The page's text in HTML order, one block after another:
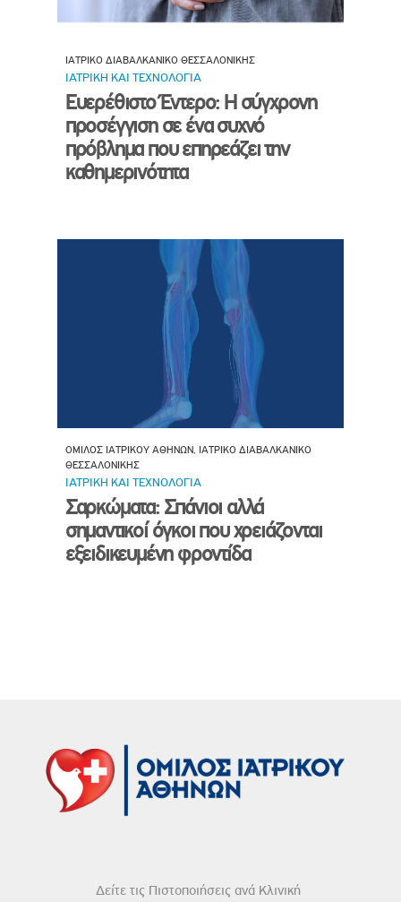
ΙΑΤΡΙΚΟ ΔΙΑΒΑΛΚΑΝΙΚΟ ΘΕΣΣΑΛΟΝΙΚΗΣ
ΙΑΤΡΙΚΗ ΚΑΙ ΤΕΧΝΟΛΟΓΙΑ
Ευερέθιστο Έντερο: Η σύγχρονη
προσέγγιση σε ένα συχνό
πρόβλημα που επηρεάζει την
καθημερινότητα
ΟΜΙΛΟΣ ΙΑΤΡΙΚΟΥ ΑΘΗΝΩΝ, ΙΑΤΡΙΚΟ ΔΙΑΒΑΛΚΑΝΙΚΟ
ΘΕΣΣΑΛΟΝΙΚΗΣ
ΙΑΤΡΙΚΗ ΚΑΙ ΤΕΧΝΟΛΟΓΙΑ
Σαρκώματα: Σπάνιοι αλλά
σημαντικοί όγκοι που χρειάζονται
εξειδικευμένη φροντίδα
Δείτε τις Πιστοποιήσεις ανά Κλινική